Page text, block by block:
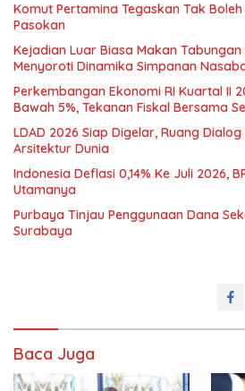
Komut Pertamina Tegaskan Tak
Pasokan
Kejadian Luar Biasa Makan
Menyoroti Dinamika Simpanan
Perkembangan Ekonomi RI Kuartal II
Bawah 5%, Tekanan Fiskal Bersama
LDAD 2026 Siap Digelar, Ruang
Arsitektur Dunia
Indonesia Deflasi 0,14% Ke Juli 2026,
Utamanya
Purbaya Tinjau Penggunaan Dana
Surabaya
Baca Juga